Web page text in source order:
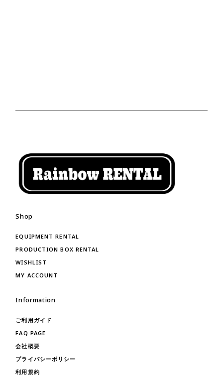
Shop
EQUIPMENT RENTAL
PRODUCTION BOX RENTAL
WISHLIST
MY ACCOUNT
Information
ご利用ガイド
FAQ PAGE
会社概要
プライバシーポリシー
利用規約